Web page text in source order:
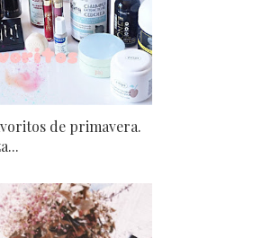
de primavera.